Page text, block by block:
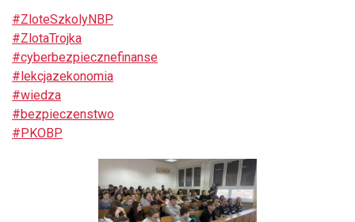
#ZloteSzkolyNBP
#ZlotaTrojka
#cyberbezpiecznefinanse
#lekcjazekonomia
#wiedza
#bezpieczenstwo
#PKOBP